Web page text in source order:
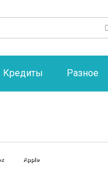
Кредиты Разное
Apple